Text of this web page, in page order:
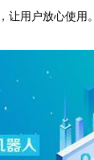
让用户放心使用。